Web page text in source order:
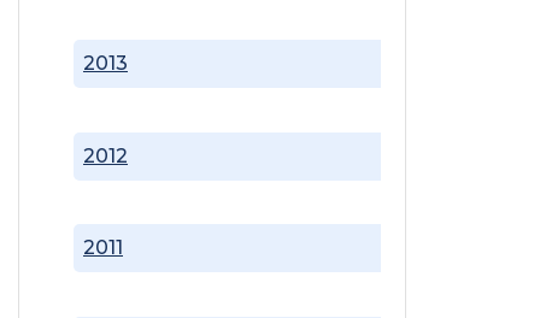
2011
2012
2013